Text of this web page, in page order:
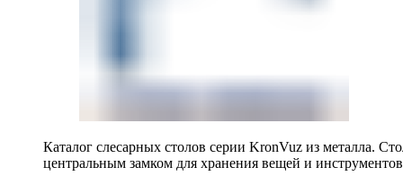
Каталог слесарных столов серии KronVuz из металла.
центральным замком для хранения вещей и